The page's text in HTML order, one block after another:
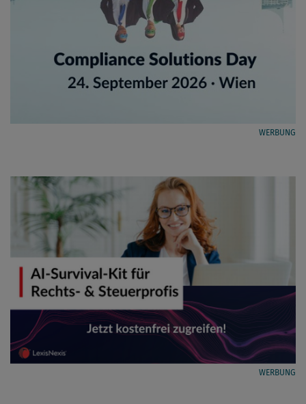
WERBUNG
WERBUNG